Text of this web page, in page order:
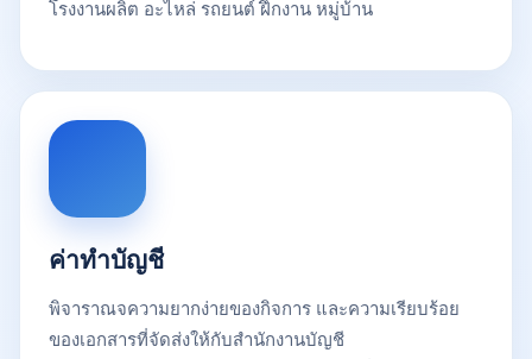
โรงงานผลิต อะไหล่ รถยนต์ ฝึกงาน หมู่บ้าน
ค่าทำบัญชี
พิจาราณจความยากง่ายของกิจการ และความเรียบร้อย
ของเอกสารที่จัดส่งให้กับสำนักงานบัญชี